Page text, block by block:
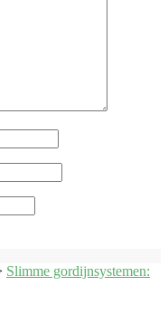
Slimme gordijnsystemen: